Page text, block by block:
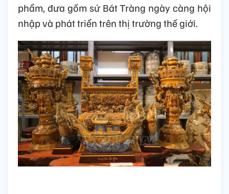
phẩm, đưa gốm sứ Bát Tràng ngày càng hội
nhập và phát triển trên thị trường thế giới.